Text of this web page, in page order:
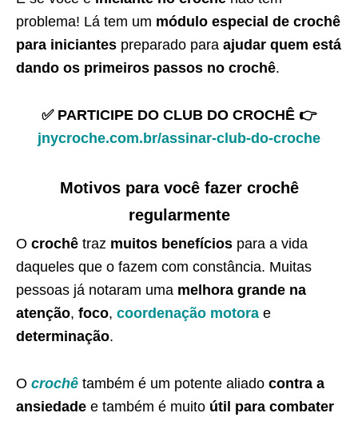
problema! Lá tem um módulo especial de crochê
para iniciantes preparado para ajudar quem está
dando os primeiros passos no crochê.
✅ PARTICIPE DO CLUB DO CROCHÊ 👉
jnycroche.com.br/assinar-club-do-croche
Motivos para você fazer crochê
regularmente
O crochê traz muitos benefícios para a vida
daqueles que o fazem com constância. Muitas
pessoas já notaram uma melhora grande na
atenção, foco, coordenação motora e
determinação.
O crochê também é um potente aliado contra a
ansiedade e também é muito útil para combater